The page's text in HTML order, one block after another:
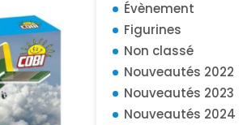
Évènement
Figurines
Non classé
Nouveautés 2022
Nouveautés 2023
Nouveautés 2024